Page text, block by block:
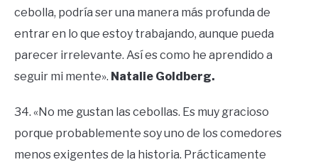
cebolla, podría ser una manera más profunda de
entrar en lo que estoy trabajando, aunque pueda
parecer irrelevante. Así es como he aprendido a
seguir mi mente». Natalie Goldberg.
34. «No me gustan las cebollas. Es muy gracioso
porque probablemente soy uno de los comedores
menos exigentes de la historia. Prácticamente